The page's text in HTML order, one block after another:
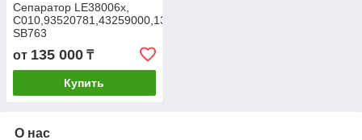
Сепаратор LE38006x,
C010,93520781,43259000,1311125800,
SB763
от 135 000 ₸
Купить
О нас